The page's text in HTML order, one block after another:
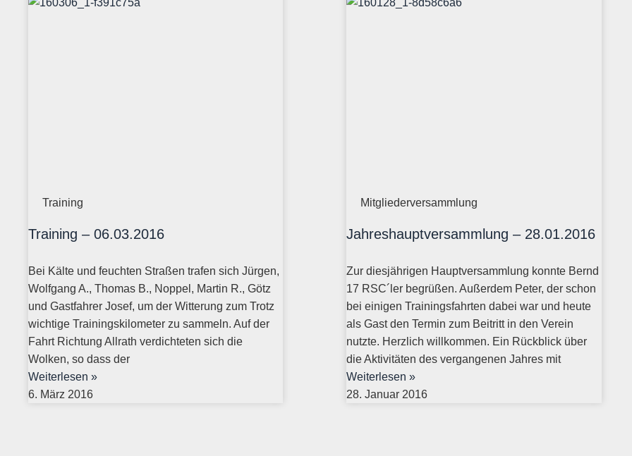
Training
Training – 06.03.2016
Bei Kälte und feuchten Straßen trafen sich Jürgen,
Wolfgang A., Thomas B., Noppel, Martin R., Götz
und Gastfahrer Josef, um der Witterung zum Trotz
wichtige Trainingskilometer zu sammeln. Auf der
Fahrt Richtung Allrath verdichteten sich die
Wolken, so dass der
Weiterlesen »
6. März 2016
Mitgliederversammlung
Jahreshauptversammlung – 28.01.2016
Zur diesjährigen Hauptversammlung konnte Bernd
17 RSC´ler begrüßen. Außerdem Peter, der schon
bei einigen Trainingsfahrten dabei war und heute
als Gast den Termin zum Beitritt in den Verein
nutzte. Herzlich willkommen. Ein Rückblick über
die Aktivitäten des vergangenen Jahres mit
Weiterlesen »
28. Januar 2016